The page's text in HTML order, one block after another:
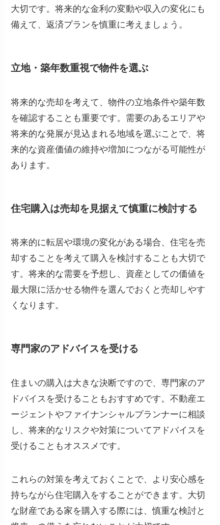
大切です。将来的な金利の変動や収入の変化にも
備えて、返済プランを慎重に考えましょう。
立地・築年数重視で物件を選ぶ
将来的な売却を考えて、物件の立地条件や築年数
を確認することも重要です。需要のあるエリアや
将来的な発展が見込まれる地域を選ぶことで、将
来的な資産価値の維持や増加につながる可能性が
あります。
住宅購入は売却を見据えて慎重に検討する
将来的に転居や環境の変化がある場合、住宅を売
却することを考えて購入を検討することも大切で
す。将来的な需要を予想し、資産としての価値を
最大限に活かせる物件を選んでおくと売却しやす
くなります。
専門家のアドバイスを受ける
住まいの購入は大きな決断ですので、専門家のア
ドバイスを受けることもおすすめです。不動産エ
ージェントやファイナンシャルプランナーに相談
し、将来的なリスクや対策についてアドバイスを
受けることもオススメです。
これらの対策を考えておくことで、より安心感を
持ちながら住宅購入をすることができます。大切
な財産である家を購入する際には、慎重な検討と